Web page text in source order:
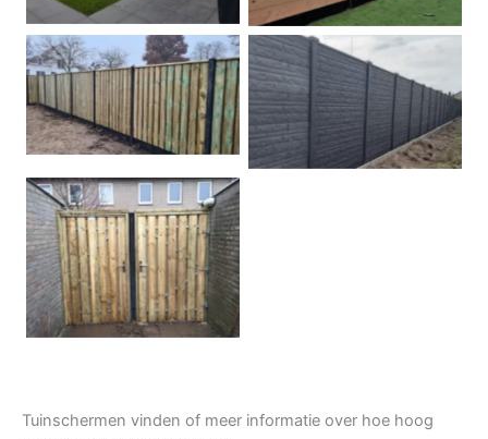
Hout beton schuttingen Rots motief antraciet
Tuindeur grenen
Tuinschermen vinden of meer informatie over hoe hoog